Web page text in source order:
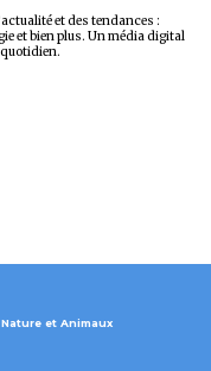
et des tendances :
et bien plus. Un média digital
Nature et Animaux